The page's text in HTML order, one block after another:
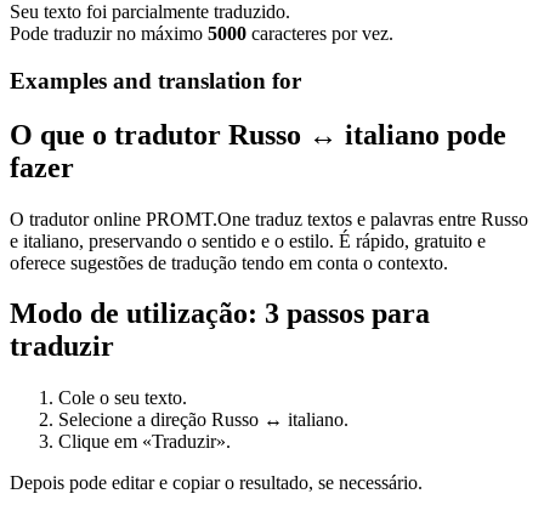
Seu texto foi parcialmente traduzido.
Pode traduzir no máximo 5000 caracteres por vez.
Examples and translation for
O que o tradutor Russo ↔ italiano pode
fazer
O tradutor online PROMT.One traduz textos e palavras entre Russo
e italiano, preservando o sentido e o estilo. É rápido, gratuito e
oferece sugestões de tradução tendo em conta o contexto.
Modo de utilização: 3 passos para
traduzir
Cole o seu texto.
Selecione a direção Russo ↔ italiano.
Clique em «Traduzir».
Depois pode editar e copiar o resultado, se necessário.